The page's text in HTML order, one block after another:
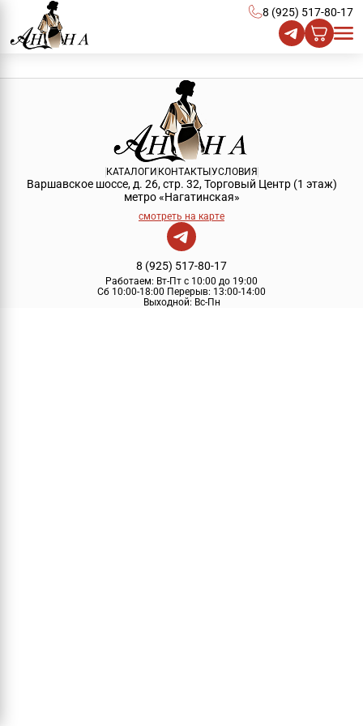
8 (925) 517-80-17
КАТАЛОГИ КОНТАКТЫУСЛОВИЯ
Варшавское шоссе, д. 26, стр. 32, Торговый Центр (1 этаж)
метро «Нагатинская»
смотреть на карте
8 (925) 517-80-17
Работаем: Вт-Пт с 10:00 до 19:00
Сб 10:00-18:00 Перерыв: 13:00-14:00
Выходной: Вс-Пн